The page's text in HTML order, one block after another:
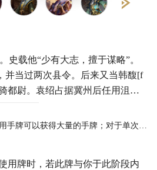
史载他“少有大志，擅于谋略”。
并当过两次县令。后来又当韩馥[f
都尉。袁绍占据冀州后任用沮授
良策，但很多时候袁绍并不听从。
授未及逃走，被曹操所获，因拒降
得大量的手牌；对于单次伤害有抵抗能力，但多次伤害会更加致命。
用牌时，若此牌与你于此阶段内